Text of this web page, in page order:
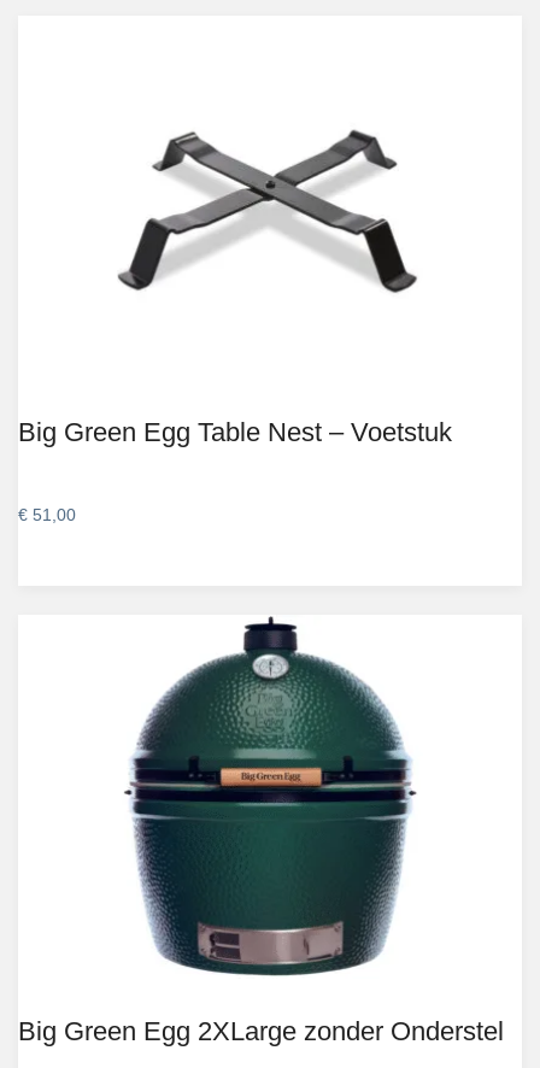
Big Green Egg Table Nest – Voetstuk
€ 51,00
Big Green Egg 2XLarge zonder Onderstel